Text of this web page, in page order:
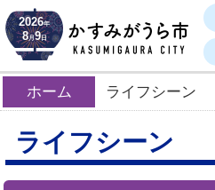
2026年
8月9日
ホーム ライフシーン
ライフシーン